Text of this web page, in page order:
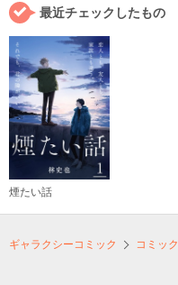
最近チェックしたもの
煙たい話
ギャラクシーコミック コミック